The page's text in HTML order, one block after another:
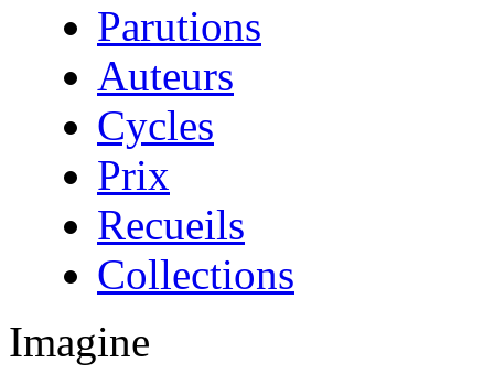
Parutions
Auteurs
Cycles
Prix
Recueils
Collections
Imagine